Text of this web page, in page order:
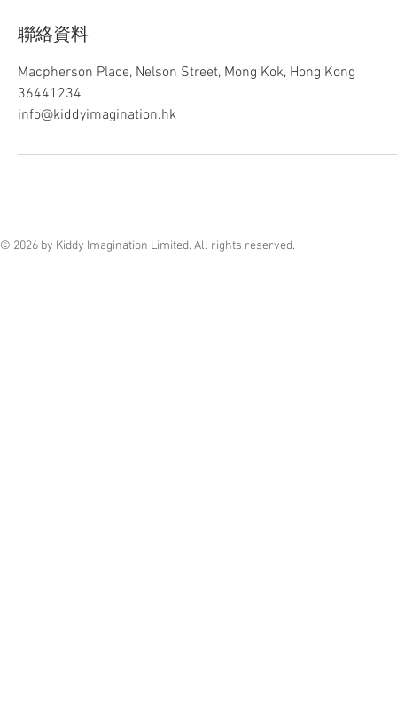
聯絡資料
Macpherson Place, Nelson Street, Mong Kok, Hong Kong
36441234
info@kiddyimagination.hk
© 2026 by Kiddy Imagination Limited. All rights reserved.